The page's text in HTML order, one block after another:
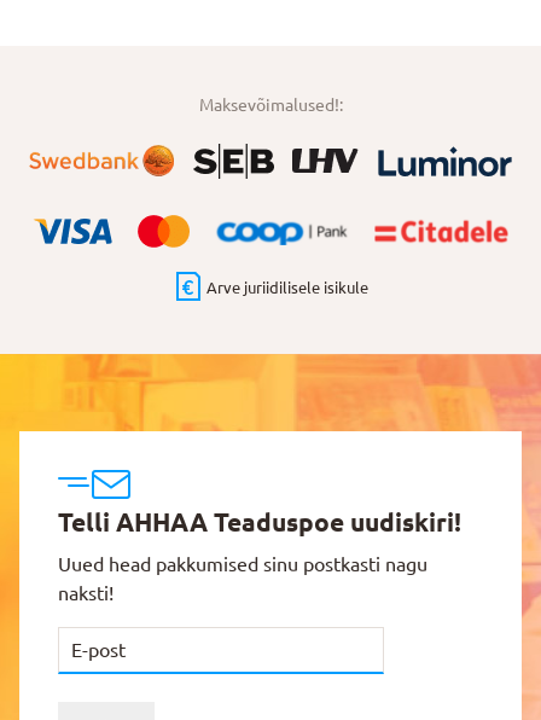
Maksevõimalused!:
Arve juriidilisele isikule
Telli AHHAA Teaduspoe uudiskiri!
Uued head pakkumised sinu postkasti nagu
naksti!